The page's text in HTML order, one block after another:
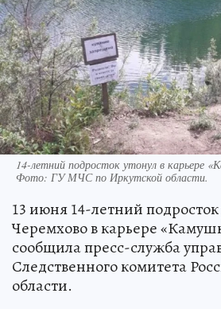
14-летний подросток утонул в карьере
Фото: ГУ МЧС по Иркутской области.
13 июня 14-летний
Черемхово в карьере
сообщила пресс-служба
Следственного комитета
области.